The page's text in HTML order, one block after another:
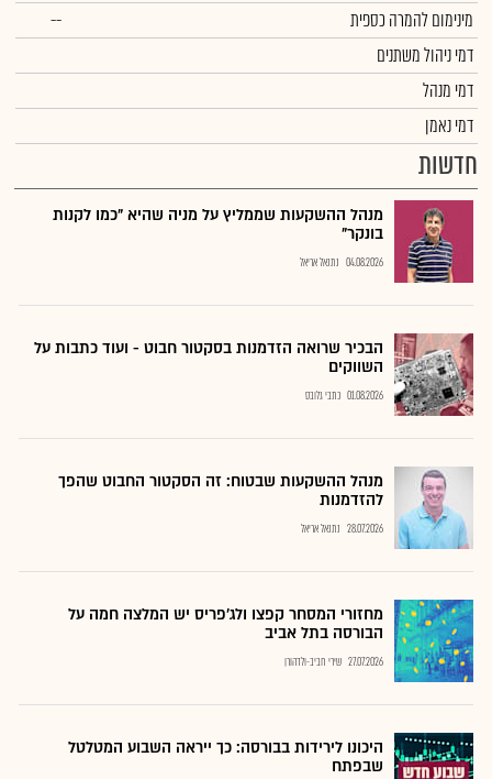
מינימום להמרה כספית
--
דמי ניהול משתנים
דמי מנהל
דמי נאמן
חדשות
מנהל ההשקעות שממליץ על מניה שהיא "כמו לקנות
בונקר"
04.08.2026 נתנאל אריאל
הבכיר שרואה הזדמנות בסקטור חבוט - ועוד כתבות על
השווקים
01.08.2026 כתבי גלובס
מנהל ההשקעות שבטוח: זה הסקטור החבוט שהפך
להזדמנות
28.07.2026 נתנאל אריאל
מחזורי המסחר קפצו ולג'פריס יש המלצה חמה על
הבורסה בתל אביב
27.07.2026 שירי חביב-ולדהורן
היכונו לירידות בבורסה: כך ייראה השבוע המטלטל
שבפתח